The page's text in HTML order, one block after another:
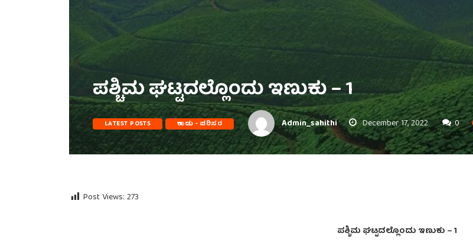
ಪಶ್ಚಿಮ ಘಟ್ಟದಲ್ಲೊಂದು ಇಣುಕು – 1
LATEST POSTS ಕಾಡು - ಪರಿಸರ Admin_sahithi December 17, 2022 0
Post Views: 273
ಪಶ್ಚಿಮ ಘಟ್ಟದಲ್ಲೊಂದು ಇಣುಕು – 1